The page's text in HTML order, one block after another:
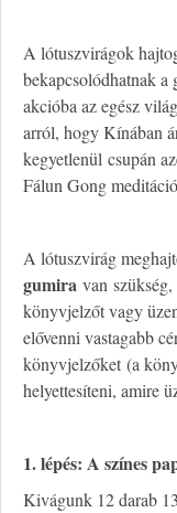
A lótuszvirágok
bekapcsolódhatnak a
akcióba az egész
arról, hogy Kínában
kegyetlenül csupán
Fálun Gong
A lótuszvirág
gumira van
könyvjelzőt vagy
elővenni vastagabb
könyvjelzőket (a
helyettesíteni, amire
1. lépés: A színes
Kivágunk 12 darab